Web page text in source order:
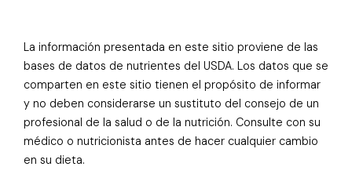
La información presentada en este sitio proviene de las
bases de datos de nutrientes del USDA. Los datos que se
comparten en este sitio tienen el propósito de informar
y no deben considerarse un sustituto del consejo de un
profesional de la salud o de la nutrición. Consulte con su
médico o nutricionista antes de hacer cualquier cambio
en su dieta.